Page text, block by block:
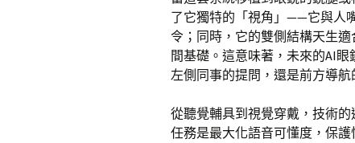
了它獨特的「視角」——它與人
令；同時，它的雙側結構天生
間基礎。這意味著，未來的AI
左側同事的提問，還是前方導
從聽覺輔具到視覺穿戴，技術
任務是最大化語音可懂度，保